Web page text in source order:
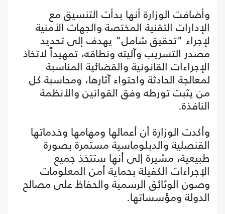
وأضافت الوزارة أنها بدأت التنسيق مع
الإدارات التقنية المختصة والجهات الأمنية
لإجراء "تحقيق شامل" يهدف إلى تحديد
مصدر التسريب وآليته ونطاقه، تمهيداً لاتخاذ
الإجراءات القانونية والقضائية المناسبة
لمعالجة الحادثة واحتواء آثارها، ومحاسبة كل
من يثبت تورطه وفق القوانين والأنظمة
النافذة.
وأكدت الوزارة أن أعمالها ومهامها وخدماتها
القنصلية والدبلوماسية مستمرة بصورة
طبيعية، مشيرة إلى أنها ستتخذ جميع
الإجراءات الكفيلة بحماية أمن المعلومات
وصون الوثائق الرسمية والحفاظ على مصالح
الدولة ومؤسساتها.